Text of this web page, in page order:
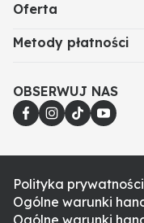
Oferta
Metody płatności
OBSERWUJ NAS
Polityka prywatności
Ogólne warunki